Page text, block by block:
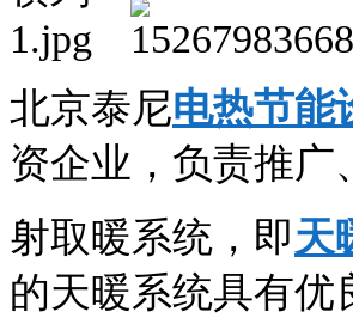
北京泰尼电热节能
资企业，负责推广
射取暖系统，即天
的天暖系统具有优